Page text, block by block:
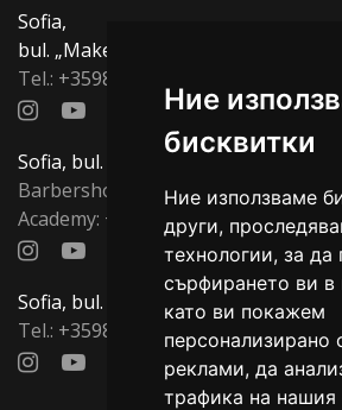
Ние
бисквитки
Ние използваме
други,
технологии, за
сърфирането ви в
като ви покажем
персонализирано
реклами, да
трафика на нашия
Sofia,
bul. „Makedonia“, 33
Tel.: +359877700705
Sofia, bul. Todor Aleksandrov, 137
Barbershop:
+359878815596,
Academy: +359879557704
Sofia, bul. Aleksandr Dondukov, 88
Tel.: +359876533007